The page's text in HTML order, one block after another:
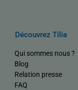
Découvrez Tilia
Qui sommes nous ?
Blog
Relation presse
FAQ